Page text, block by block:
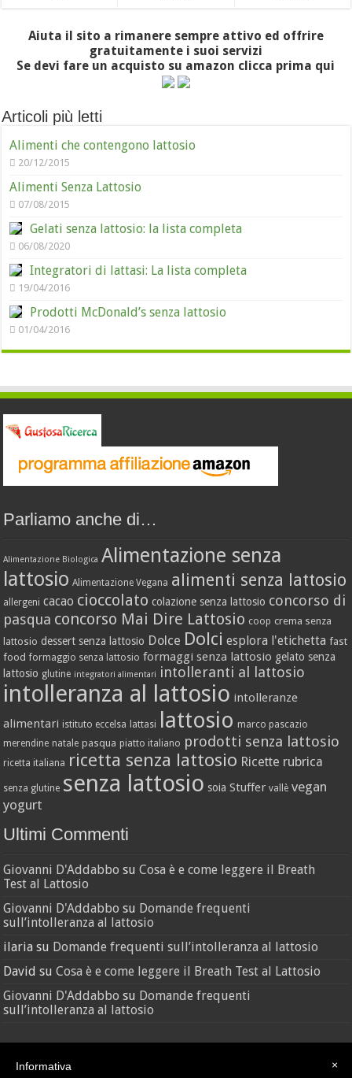
Aiuta il sito a rimanere sempre attivo ed offrire
gratuitamente i suoi servizi
Se devi fare un acquisto su amazon clicca prima qui
Articoli più letti
Alimenti che contengono lattosio
20/12/2015
Alimenti Senza Lattosio
07/08/2015
Gelati senza lattosio: la lista completa
06/08/2020
Integratori di lattasi: La lista completa
19/04/2016
Prodotti McDonald’s senza lattosio
01/04/2016
Parliamo anche di…
Alimentazione Biologica Alimentazione senza
lattosio Alimentazione Vegana alimenti senza lattosio
allergeni cacao cioccolato colazione senza lattosio concorso di
pasqua concorso Mai Dire Lattosio coop crema senza
lattosio dessert senza lattosio Dolce Dolci esplora l'etichetta fast
food formaggio senza lattosio formaggi senza lattosio gelato senza
lattosio glutine integratori alimentari intolleranti al lattosio
intolleranza al lattosio intolleranze
alimentari istituto eccelsa lattasi lattosio marco pascazio
merendine natale pasqua piatto italiano prodotti senza lattosio
ricetta italiana ricetta senza lattosio Ricette rubrica
senza glutine senza lattosio soia Stuffer vallè vegan
yogurt
Ultimi Commenti
Giovanni D'Addabbo suCosa è e come leggere il Breath
Test al Lattosio
Giovanni D'Addabbo su Domande frequenti
sull’intolleranza al lattosio
ilaria su Domande frequenti sull’intolleranza al lattosio
David suCosa è e come leggere il Breath Test al Lattosio
Giovanni D'Addabbo su Domande frequenti
sull’intolleranza al lattosio
×
Informativa